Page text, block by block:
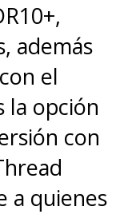
además
el
la opción
con
a quienes